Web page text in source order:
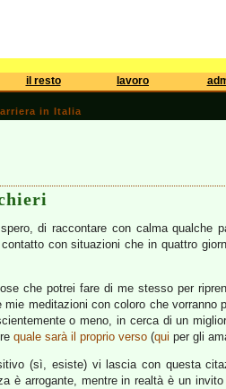
il resto lavoro
in Italia
di raccontare con calma qualche
con situazioni che in quattro
che potrei fare di me stesso per
mie meditazioni con coloro che
o meno, in cerca di un
quale sarà il proprio verso (qui per gli
(sì, esiste) vi lascia con questa
è arrogante, mentre in realtà è un